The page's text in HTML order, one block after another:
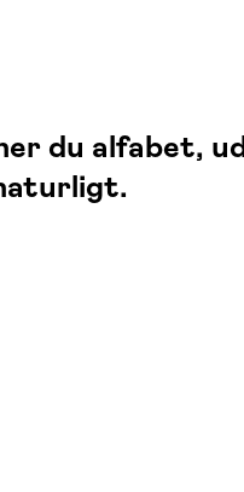
du alfabet,